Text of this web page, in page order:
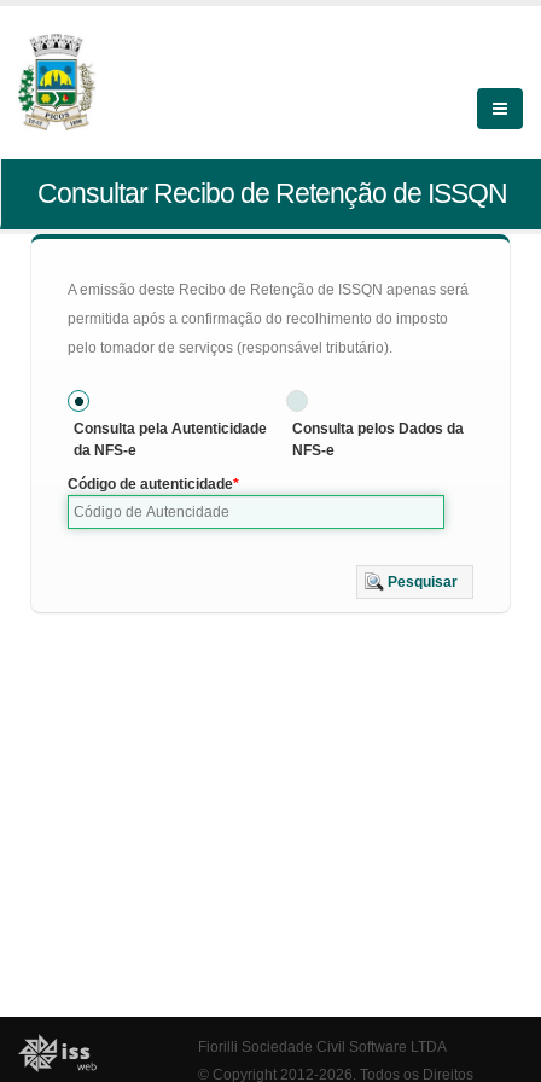
Consultar Recibo de Retenção de ISSQN
A emissão deste Recibo de Retenção de ISSQN apenas será
permitida após a confirmação do recolhimento do imposto
pelo tomador de serviços (responsável tributário).
Consulta pela Autenticidade
da NFS-e
Consulta pelos Dados da
NFS-e
Código de autenticidade
Pesquisar
Fiorilli Sociedade Civil Software LTDA
© Copyright 2012-2026. Todos os Direitos